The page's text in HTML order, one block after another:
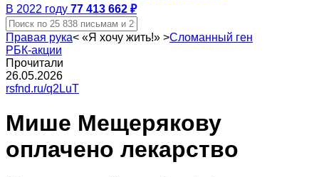
В 2022 году 77 413 662 ₽
Правая рука< «Я хочу жить!» >Сломанный ген
РБК-акции
Прочитали
26.05.2026
rsfnd.ru/q2LuT
Мише Мещерякову
оплачено лекарство